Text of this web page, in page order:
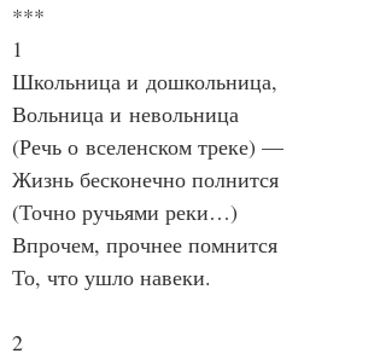
***
1
Школьница и дошкольница,
Вольница и невольница
(Речь о вселенском треке) —
Жизнь бесконечно полнится
(Точно ручьями реки…)
Впрочем, прочнее помнится
То, что ушло навеки.
2